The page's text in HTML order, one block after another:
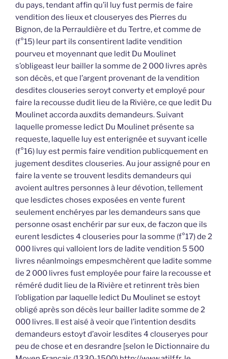
du pays, tendant affin qu’il luy fust permis de faire
vendition des lieux et clouseryes des Pierres du
Bignon, de la Perrauldière et du Tertre, et comme de
(f°15) leur part ils consentirent ladite vendition
pourveu et moyennant que ledit Du Moulinet
s’obligeast leur bailler la somme de 2 000 livres après
son décès, et que l’argent provenant de la vendition
desdites clouseries seroyt converty et employé pour
faire la recousse dudit lieu de la Rivière, ce que ledit Du
Moulinet accorda auxdits demandeurs. Suivant
laquelle promesse ledict Du Moulinet présente sa
requeste, laquelle luy est enterignée et suyvant icelle
(f°16) luy est permis faire vendition publicquement en
jugement desdites clouseries. Au jour assigné pour en
faire la vente se trouvent lesdits demandeurs qui
avoient aultres personnes à leur dévotion, tellement
que lesdictes choses exposées en vente furent
seulement enchéryes par les demandeurs sans que
personne osast enchérir par sur eux, de faczon que ils
eurent lesdictes 4 clouseries pour la somme (f°17) de 2
000 livres qui valloient lors de ladite vendition 5 500
livres néanlmoings empesmchèrent que ladite somme
de 2 000 livres fust employée pour faire la recousse et
réméré dudit lieu de la Rivière et retinrent très bien
l’obligation par laquelle ledict Du Moulinet se estoyt
obligé après son décès leur bailler ladite somme de 2
000 livres. Il est aisé à veoir que l’intention desdits
demandeurs estoyt d’avoir lesdites 4 clouseryes pour
peu de chose et en desrandre [selon le Dictionnaire du